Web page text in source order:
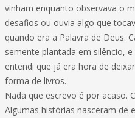
vinham enquanto observava o
desafios ou ouvia algo que
quando era a Palavra de Deus.
semente plantada em silêncio,
entendi que já era hora de
forma de livros.
Nada que escrevo é por acaso.
Algumas histórias nasceram de